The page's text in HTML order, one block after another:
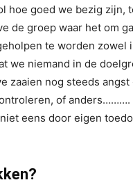
hoe goed we bezig
de groep waar het om
te worden zowel
we niemand in de
zaaien nog steeds
of
eens door eigen